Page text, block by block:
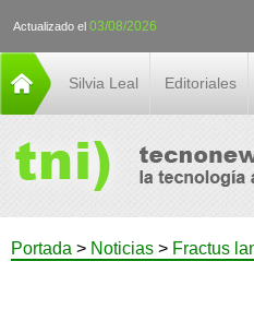
Actualizado el 03/08/2026
Silvia Leal Editoriales
Portada > Noticias > Fractus